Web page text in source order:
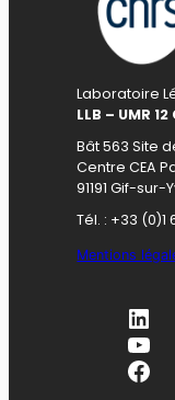
Laboratoire
LLB – UMR
Bât 563 Site
Centre CEA
91191 Gif-sur-
Tél. : +33
Mentions